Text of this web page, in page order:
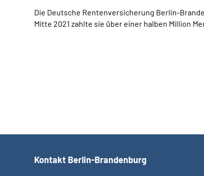
Die Deutsche Rentenversicherung Berlin-
Mitte 2021 zahlte sie über einer halben Million
Kontakt Berlin-Brandenburg